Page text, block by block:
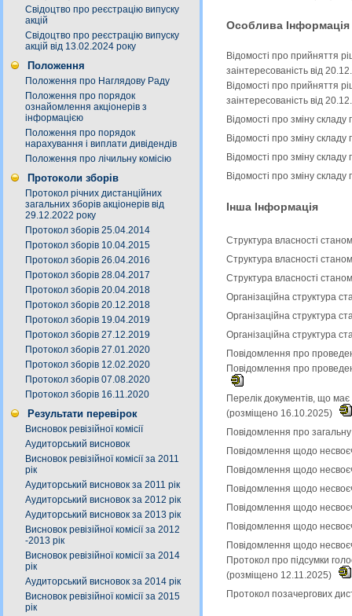
Свідоцтво про реєстрацію випуску
акцій
Свідоцтво про реєстрацію випуску
акцій від 13.02.2024 року
Положення
Положення про Наглядову Раду
Положення про порядок
ознайомлення акціонерів з
інформацією
Положення про порядок
нарахування і виплати дивідендів
Положення про лічильну комісію
Протоколи зборів
Протокол річних дистанційних
загальних зборів акціонерів від
29.12.2022 року
Протокол зборів 25.04.2014
Протокол зборів 10.04.2015
Протокол зборів 26.04.2016
Протокол зборів 28.04.2017
Протокол зборів 20.04.2018
Протокол зборів 20.12.2018
Протокол зборів 19.04.2019
Протокол зборів 27.12.2019
Протокол зборів 27.01.2020
Протокол зборів 12.02.2020
Протокол зборів 07.08.2020
Протокол зборів 16.11.2020
Результати перевірок
Висновок ревізійної комісії
Аудиторський висновок
Висновок ревізійної комісії за 2011
рік
Аудиторський висновок за 2011 рік
Аудиторський висновок за 2012 рік
Аудиторський висновок за 2013 рік
Висновок ревізійної комісії за 2012
-2013 рік
Висновок ревізійної комісії за 2014
рік
Аудиторський висновок за 2014 рік
Висновок ревізійної комісії за 2015
рік
Особлива Інформація
Відомості про прийняття
заінтересованість від
Відомості про прийняття
заінтересованість від
Відомості про зміну
Відомості про зміну
Відомості про зміну
Відомості про зміну
Інша Інформація
Структура власності
Структура власності
Структура власності
Організаційна структура
Організаційна структура
Організаційна структура
Повідомлення про
Повідомлення про
Перелік документів, що
(розміщено 16.10.2025)
Повідомлення про
Повідомлення щодо
Повідомлення щодо
Повідомлення щодо
Повідомлення щодо
Повідомлення щодо
Повідомлення щодо
Протокол про підсумки
(розміщено 12.11.2025)
Протокол позачергових